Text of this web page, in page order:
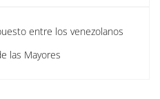
entre los venezolanos
las Mayores